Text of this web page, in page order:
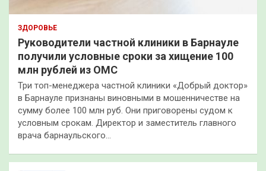
ЗДОРОВЬЕ
Руководители частной клиники в Барнауле
получили условные сроки за хищение 100
млн рублей из ОМС
Три топ-менеджера частной клиники «Добрый доктор»
в Барнауле признаны виновными в мошенничестве на
сумму более 100 млн руб. Они приговорены судом к
условным срокам. Директор и заместитель главного
врача барнаульского…